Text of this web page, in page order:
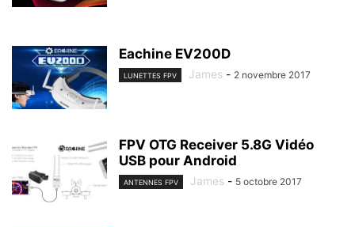
Eachine EV200D
LUNETTES FPV James - 2 novembre 2017
FPV OTG Receiver 5.8G Vidéo
USB pour Android
ANTENNES FPV James - 5 octobre 2017